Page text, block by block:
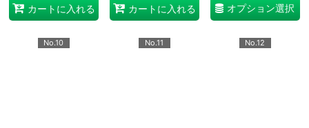
カートに入れる カートに入れる オプション選択
No.10 No.11 No.12